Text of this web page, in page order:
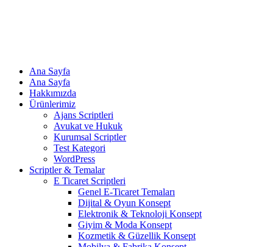
Ana Sayfa
Ana Sayfa
Hakkımızda
Ürünlerimiz
Ajans Scriptleri
Avukat ve Hukuk
Kurumsal Scriptler
Test Kategori
WordPress
Scriptler & Temalar
E Ticaret Scriptleri
Genel E-Ticaret Temaları
Dijital & Oyun Konsept
Elektronik & Teknoloji Konsept
Giyim & Moda Konsept
Kozmetik & Güzellik Konsept